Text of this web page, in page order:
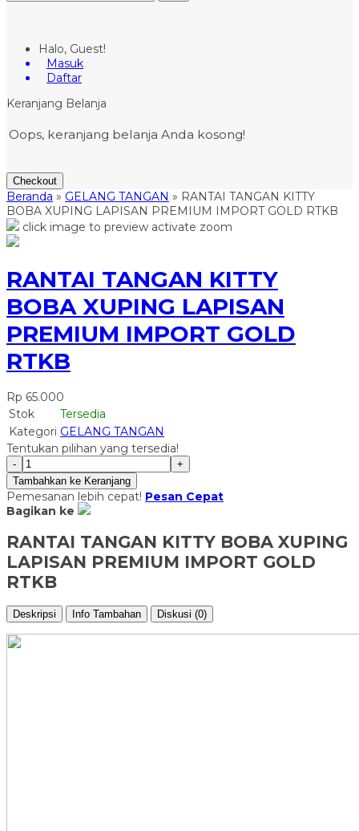
Halo, Guest!
Masuk
Daftar
Keranjang Belanja
Oops, keranjang belanja Anda kosong!
Checkout
Beranda » GELANG TANGAN » RANTAI TANGAN KITTY
BOBA XUPING LAPISAN PREMIUM IMPORT GOLD RTKB
click image to preview activate zoom
RANTAI TANGAN KITTY
BOBA XUPING LAPISAN
PREMIUM IMPORT GOLD
RTKB
Rp 65.000
Stok
Tersedia
Kategori GELANG TANGAN
Tentukan pilihan yang tersedia!
-
+
Tambahkan ke Keranjang
Pemesanan lebih cepat! Pesan Cepat
Bagikan ke
RANTAI TANGAN KITTY BOBA XUPING
LAPISAN PREMIUM IMPORT GOLD
RTKB
Deskripsi Info Tambahan Diskusi (0)